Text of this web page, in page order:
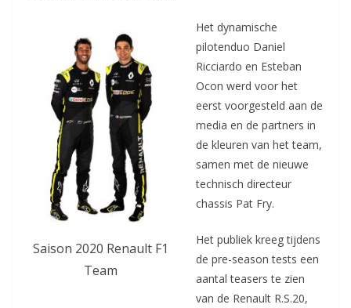
Saison 2020 Renault F1
Team
Het dynamische
pilotenduo Daniel
Ricciardo en Esteban
Ocon werd voor het
eerst voorgesteld aan de
media en de partners in
de kleuren van het team,
samen met de nieuwe
technisch directeur
chassis Pat Fry.
Het publiek kreeg tijdens
de pre-season tests een
aantal teasers te zien
van de Renault R.S.20,